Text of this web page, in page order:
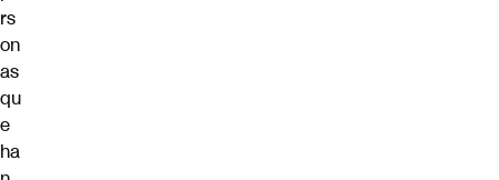
rs
on
as
qu
e
ha